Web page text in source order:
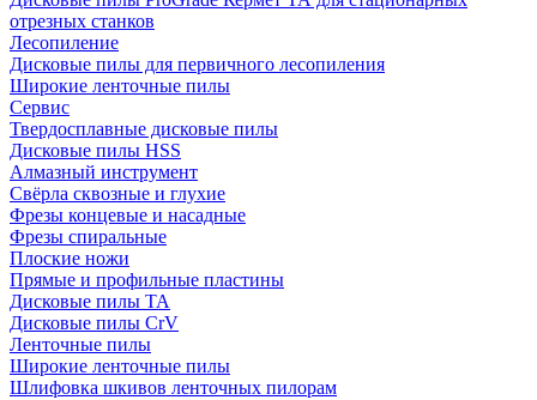
отрезных станков
Лесопиление
Дисковые пилы для первичного лесопиления
Широкие ленточные пилы
Сервис
Твердосплавные дисковые пилы
Дисковые пилы HSS
Алмазный инструмент
Свёрла сквозные и глухие
Фрезы концевые и насадные
Фрезы спиральные
Плоские ножи
Прямые и профильные пластины
Дисковые пилы TA
Дисковые пилы CrV
Ленточные пилы
Широкие ленточные пилы
Шлифовка шкивов ленточных пилорам